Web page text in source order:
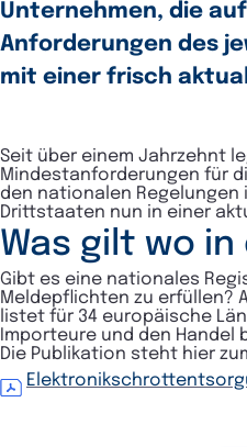
Unternehmen, die
Anforderungen des
mit einer frisch
Seit über einem Jahrzehnt
Mindestanforderungen für
den nationalen Regelungen
Drittstaaten nun in einer
Was gilt wo in
Gibt es eine nationales
Meldepflichten zu erfüllen?
listet für 34 europäische
Importeure und den Handel
Die Publikation steht hier